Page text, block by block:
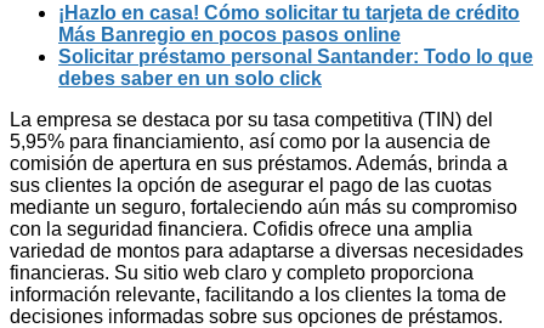
¡Hazlo en casa! Cómo solicitar tu tarjeta de crédito
Más Banregio en pocos pasos online
Solicitar préstamo personal Santander: Todo lo que
debes saber en un solo click
La empresa se destaca por su tasa competitiva (TIN) del
5,95% para financiamiento, así como por la ausencia de
comisión de apertura en sus préstamos. Además, brinda a
sus clientes la opción de asegurar el pago de las cuotas
mediante un seguro, fortaleciendo aún más su compromiso
con la seguridad financiera. Cofidis ofrece una amplia
variedad de montos para adaptarse a diversas necesidades
financieras. Su sitio web claro y completo proporciona
información relevante, facilitando a los clientes la toma de
decisiones informadas sobre sus opciones de préstamos.